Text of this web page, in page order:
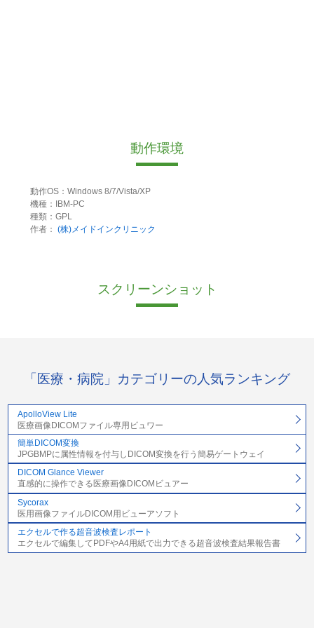
動作環境
動作OS：Windows 8/7/Vista/XP
機種：IBM-PC
種類：GPL
作者： (株)メイドインクリニック
スクリーンショット
「医療・病院」カテゴリーの人気ランキング
ApolloView Lite
医療画像DICOMファイル専用ビュワー
簡単DICOM変換
JPGBMPに属性情報を付与しDICOM変換を行う簡易ゲートウェイ
DICOM Glance Viewer
直感的に操作できる医療画像DICOMビュアー
Sycorax
医用画像ファイルDICOM用ビューアソフト
エクセルで作る超音波検査レポート
エクセルで編集してPDFやA4用紙で出力できる超音波検査結果報告書